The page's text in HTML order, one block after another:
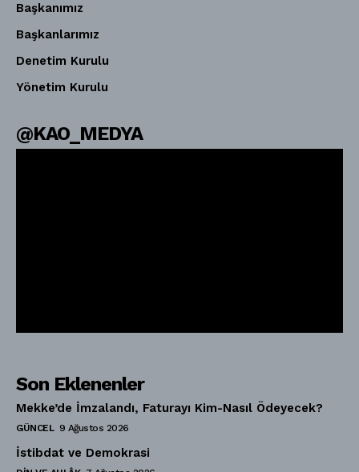
Başkanımız
Başkanlarımız
Denetim Kurulu
Yönetim Kurulu
@KAO_MEDYA
Son Eklenenler
Mekke’de İmzalandı, Faturayı Kim-Nasıl Ödeyecek?
GÜNCEL 9 Ağustos 2026
İstibdat ve Demokrasi